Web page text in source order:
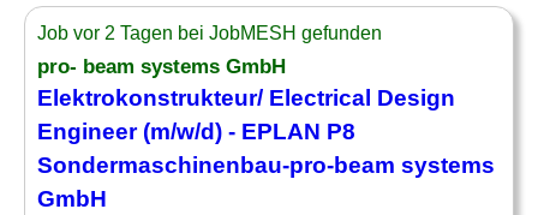
Job vor 2 Tagen bei JobMESH gefunden
pro- beam systems GmbH
Elektrokonstrukteur/ Electrical Design
Engineer(m/w/d) - EPLAN P8
Sondermaschinenbau-pro-beam systems
GmbH